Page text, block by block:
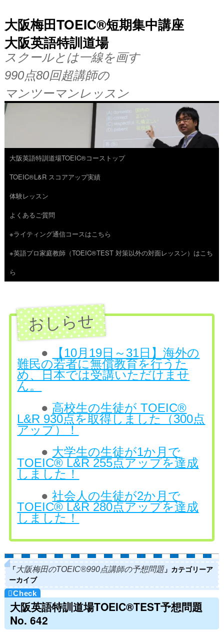
大阪梅田TOEIC®短期集中講座
大阪英語特訓道場
スクールとは一線を画す
990点80回超講師の
マンツーマンレッスン
コ
ン
テ
ン
ツ
へ
ス
大阪英語特訓道場TOEIC®コーストップ
TOEIC®L&R スコアアップ実績
体験レッスン
よくあるご質問
※ライティング通信コースはこちら
※英語プロ家庭教師（TOEIC®TEST 対策以外の対面レッスン）はこち
ら
●
【10月19日～31日】海外の
難民の若者に無償教育を行うた
め、日本では受講いただけませ
ん。
● 高校生の生徒が TOEIC®
L&R 930点を取得しました（300点
アップ）！
● 大学生の生徒が1か月で
TOEIC® L&R 255点アップを達成
しました！
●社会人の生徒が2か月で
TOEIC® L&R 280点アップを達成
しました！
「大阪梅田のTOEIC®990点講師の予想問題」カテゴリーア
ーカイブ
大阪英語特訓道場TOEIC®TEST予想問題
No. 642